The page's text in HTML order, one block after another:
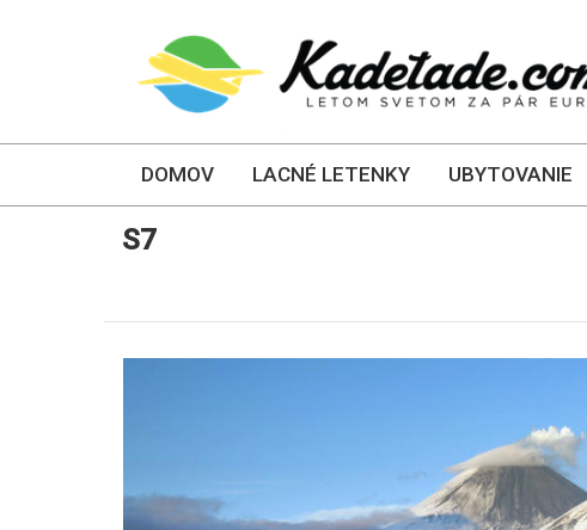
DOMOV LACNÉ LETENKY UBYTOVANIE
S7